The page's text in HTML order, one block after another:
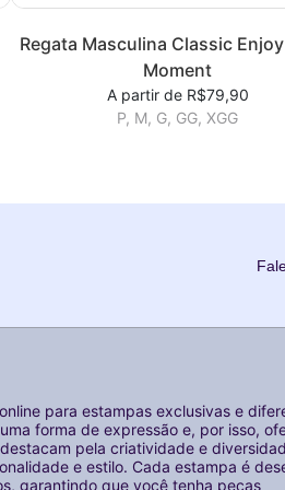
Regata Masculina Classic
Moment
A partir de R$79,90
P, M, G, GG, XGG
para estampas exclusivas e
forma de expressão e, por isso,
pela criatividade e
e estilo. Cada estampa é
garantindo que você tenha peças